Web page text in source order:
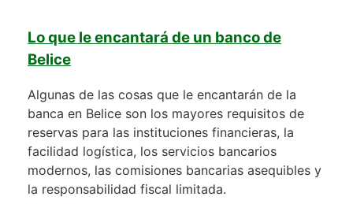
Lo que le encantará de un banco de
Belice
Algunas de las cosas que le encantarán de la
banca en Belice son los mayores requisitos de
reservas para las instituciones financieras, la
facilidad logística, los servicios bancarios
modernos, las comisiones bancarias asequibles y
la responsabilidad fiscal limitada.